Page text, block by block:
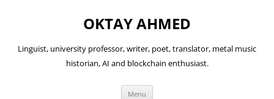
OKTAY AHMED
Linguist, university professor, writer, poet, translator, metal music
historian, AI and blockchain enthusiast.
Menu